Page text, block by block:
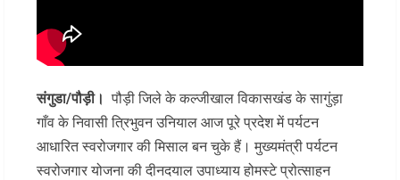
संगुडा/पौड़ी। पौड़ी जिले के कल्जीखाल विकासखंड के सागुंड़ा
गाँव के निवासी त्रिभुवन उनियाल आज पूरे प्रदेश में पर्यटन
आधारित स्वरोजगार की मिसाल बन चुके हैं। मुख्यमंत्री पर्यटन
स्वरोजगार योजना की दीनदयाल उपाध्याय होमस्टे प्रोत्साहन